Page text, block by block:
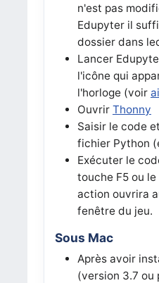
n'est pas
Edupyter il
dossier dans
Lancer
l'icône qui
l'horloge (voir
Ouvrir Thonny
Saisir le code
fichier Python
Exécuter le
touche F5 ou
action ouvrira
fenêtre du jeu.
Sous Mac
Après avoir
(version 3.7 ou